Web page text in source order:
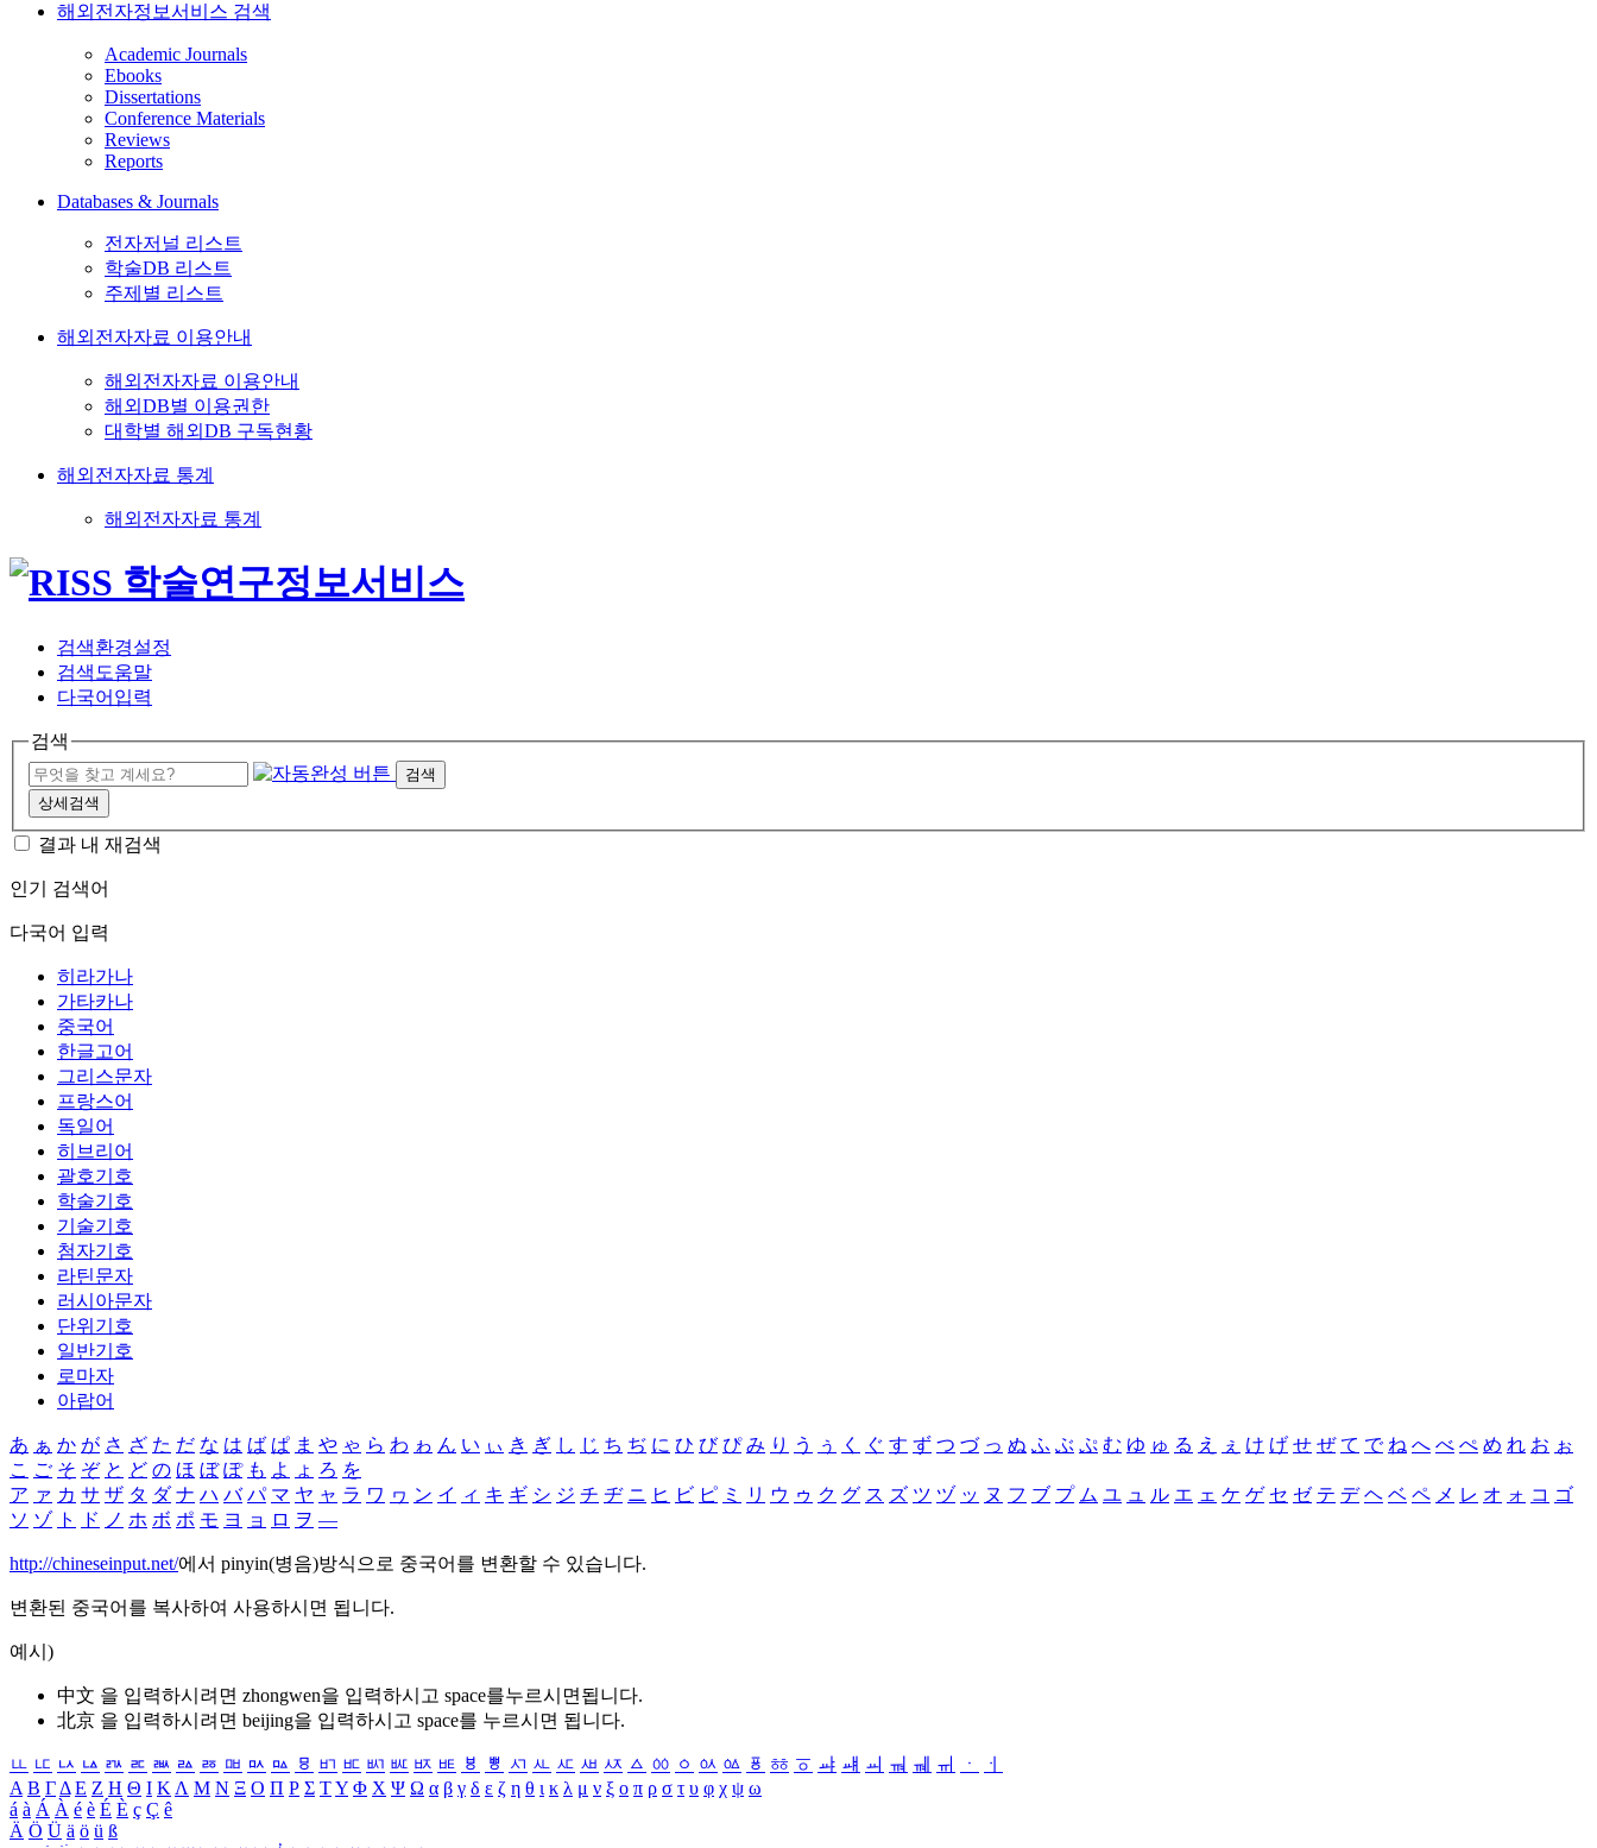
해외전자정보서비스 검색
Academic Journals
Ebooks
Dissertations
Conference Materials
Reviews
Reports
Databases & Journals
전자저널 리스트
학술DB 리스트
주제별 리스트
해외전자자료 이용안내
해외전자자료 이용안내
해외DB별 이용권한
대학별 해외DB 구독현황
해외전자자료 통계
해외전자자료 통계
검색환경설정
검색도움말
다국어입력
검색
검색
상세검색
결과 내 재검색
인기 검색어
다국어 입력
히라가나
가타카나
중국어
한글고어
그리스문자
프랑스어
독일어
히브리어
괄호기호
학술기호
기술기호
첨자기호
라틴문자
러시아문자
단위기호
일반기호
로마자
아랍어
あ ぁ か が さ ざ た だ な は ば ぱ ま や ゃ ら わ ゎ ん い ぃ き ぎ し じ ち ぢ に ひ び ぴ み り う ぅ く ぐ す ず つ づ っ ぬ ふ ぶ ぷ む ゆ ゅ る え ぇ け げ せ ぜ て で ね へ べ ぺ め れ お ぉ
こ ご そ ぞ と ど の ほ ぼ ぽ も よ ょ ろ を
ア ァ カ サ ザ タ ダ ナ ハ バ パ マ ヤ ャ ラ ワ ヮ ン イ ィ キ ギ シ ジ チ ヂ ニ ヒ ビ ピ ミ リ ウ ゥ ク グ ス ズ ツ ヅ ッ ヌ フ ブ プ ム ユ ュ ル エ ェ ケ ゲ セ ゼ テ デ ヘ ベ ペ メ レ オ ォ コ ゴ
ソ ゾ ト ド ノ ホ ボ ポ モ ヨ ョ ロ ヲ ―
http://chineseinput.net/에서 pinyin(병음)방식으로 중국어를 변환할 수 있습니다.
변환된 중국어를 복사하여 사용하시면 됩니다.
예시)
中文 을 입력하시려면 zhongwen을 입력하시고 space를누르시면됩니다.
北京 을 입력하시려면 beijing을 입력하시고 space를 누르시면 됩니다.
ㅥ ㅦ ㅧ ㅨ ㅩ ㅪ ㅫ ㅬ ㅭ ㅮ ㅯ ㅰ ㅱ ㅲ ㅳ ㅴ ㅵ ㅶ ㅷ ㅸ ㅹ ㅺ ㅻ ㅼ ㅽ ㅾ ㅿ ㆀ ㆁ ㆂ ㆃ ㆄ ㆅ ㆆ ㆇ ㆈ ㆉ ㆊ ㆋ ㆌ ㆍ
ㆎ
Α Β ΓΔ Ε Ζ Η Θ Ι ΚΛ Μ Ν Ξ Ο Π Ρ Σ ΤΥ Φ Χ Ψ Ω α β γ δ ε ζ η θ ι κ λ μ ν ξ ο π ρ σ τ υ φ χ ψ ω
á à Á À é è É È ç Ç ê
Ä Ö Ü ä ö ü ß